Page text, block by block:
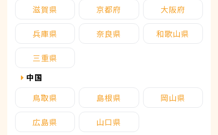
滋賀県
京都府 大阪府
兵庫県 奈良県 和歌山県
三重県
中国
鳥取県
島根県 岡山県
広島県
山口県